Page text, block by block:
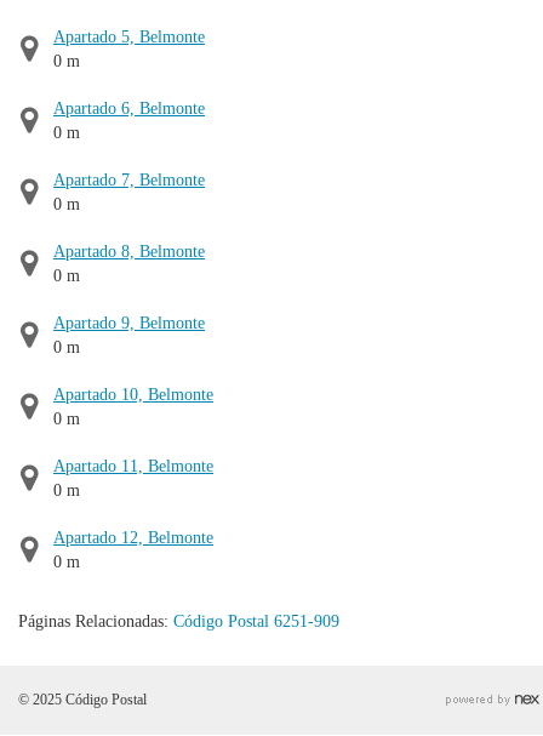
Apartado 5, Belmonte
0 m
Apartado 6, Belmonte
0 m
Apartado 7, Belmonte
0 m
Apartado 8, Belmonte
0 m
Apartado 9, Belmonte
0 m
Apartado 10, Belmonte
0 m
Apartado 11, Belmonte
0 m
Apartado 12, Belmonte
0 m
Páginas Relacionadas: Código Postal 6251-909
© 2025 Código Postal